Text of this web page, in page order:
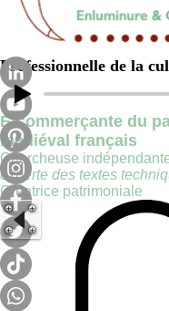
Professionnelle de la
E-commerçante du
médiéval français
Chercheuse
experte des textes
Créatrice patrimoniale